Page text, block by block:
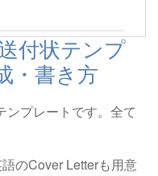
付状テンプ
・書き方
ンプレートです。全て
のCover Letterも用意